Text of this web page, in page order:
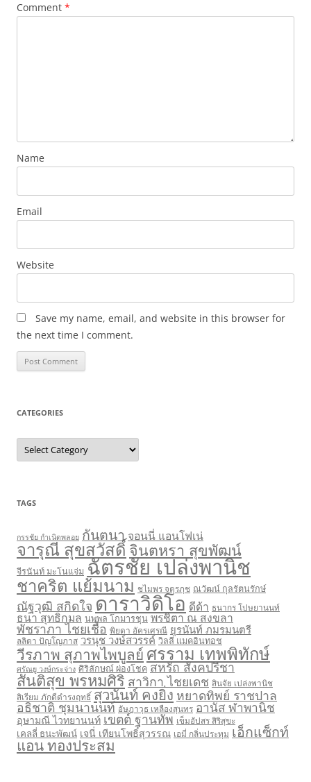
Comment *
Name
Email
Website
Save my name, email, and website in this browser for
the next time I comment.
CATEGORIES
Categories
TAGS
กรรชัย กำเนิดพลอย กันตนา จอนนี่ แอนโฟเน่
จารุณี สุขสวัสดิ์ จินตหรา สุขพัฒน์
จีรนันท์ มะโนแจ่ม ฉัตรชัย เปล่งพานิช
ชาคริต แย้มนาม ชไมพร จตุรภุช ณวัฒน์ กุลรัตนรักษ์
ณัฐวุฒิ สกิดใจ ดาราวิดิโอ ดีด้า ธนากร โปษยานนท์
ธนา สุทธิกมล นพพล โกมารชุน พรชิตา ณ สงขลา
พัชราภา ไชยเชื้อ พิยดา อัครเศรณี ยุรนันท์ ภมรมนตรี
ลลิตา ปัญโญภาส วรนุช วงษ์สวรรค์ วิลลี่ แมคอินทอช
วีรภาพ สุภาพไพบูลย์ศรราม เทพพิทักษ์
ศรัณยู วงษ์กระจ่าง ศิริลักษณ์ ผ่องโชค สหรัถ สังคปรีชา
สันติสุข พรหมศิริ สาวิกา ไชยเดช สินจัย เปล่งพานิช
สิเรียม ภักดีดำรงฤทธิ์ สุวนันท์ คงยิ่ง หยาดทิพย์ ราชปาล
อธิชาติ ชุมนานนท์ อัษฎาวุธ เหลืองสุนทร อานัส ฬาพานิช
อุษามณี ไวทยานนท์ เขตต์ ฐานทัพ เข็มอัปสร สิริสุขะ
เคลลี่ ธนะพัฒน์ เจนี่ เทียนโพธิ์สุวรรณ เอมี่ กลิ่นประทุม เอ็กแซ็กท์
แอน ทองประสม